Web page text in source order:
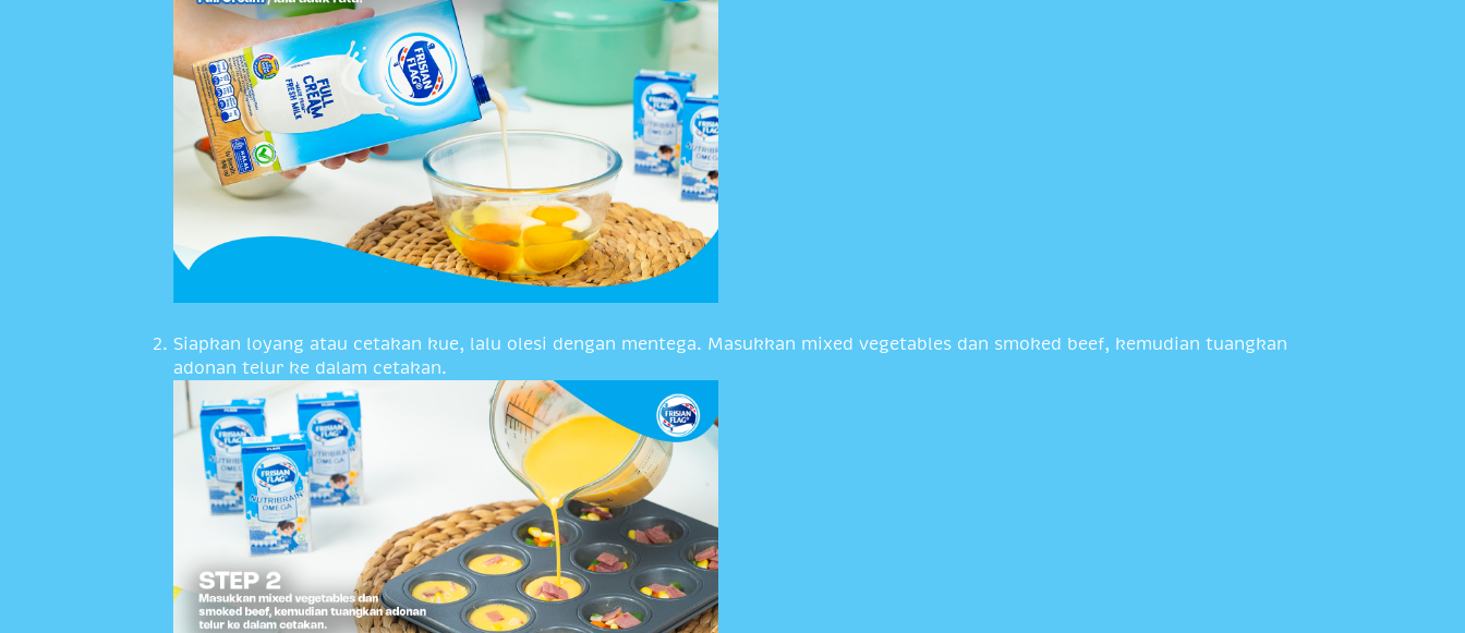
Siapkan loyang atau cetakan kue, lalu olesi dengan mentega. Masukkan mixed vegetables dan smoked beef, kemudian tuangkan
adonan telur ke dalam cetakan.